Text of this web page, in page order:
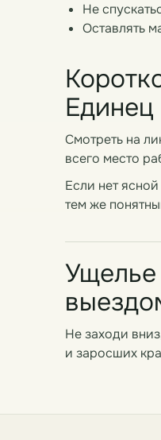
Не
Оставлять
Смотреть на
всего место
Если нет
тем же
Ущелье
Не заходи
и заросших